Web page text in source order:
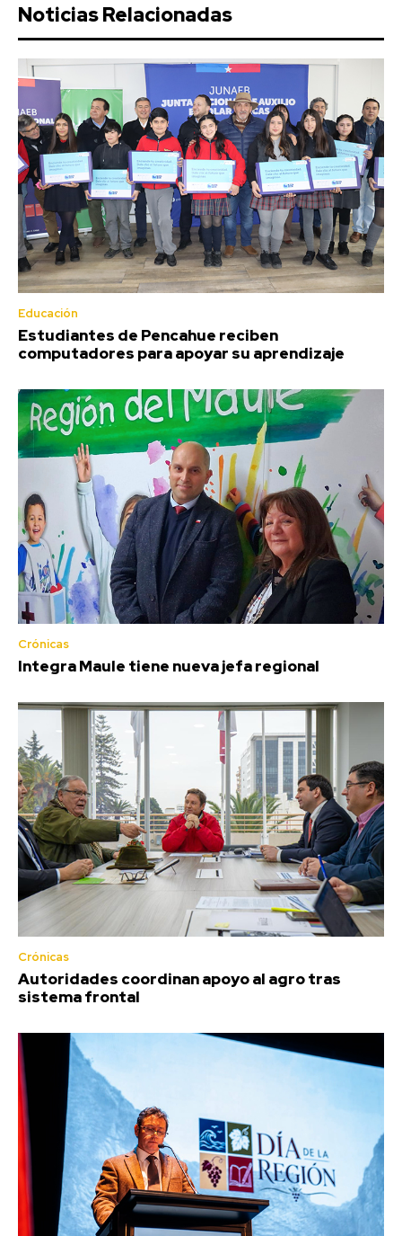
Noticias Relacionadas
Educación
Estudiantes de Pencahue reciben
computadores para apoyar su aprendizaje
Crónicas
Integra Maule tiene nueva jefa regional
Crónicas
Autoridades coordinan apoyo al agro tras
sistema frontal